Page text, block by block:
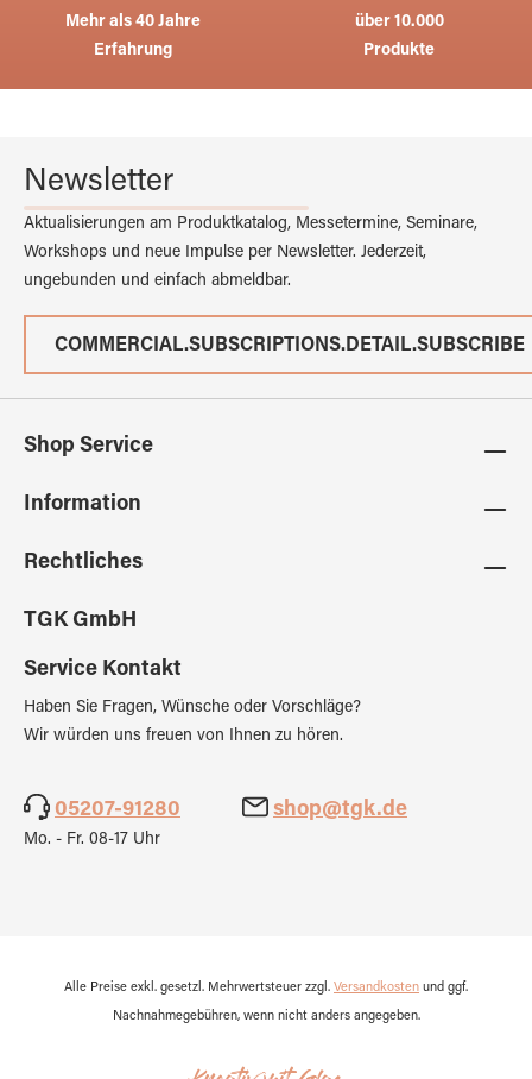
Mehr als 40 Jahre
Erfahrung
über 10.000
Produkte
Newsletter
Aktualisierungen am Produktkatalog, Messetermine, Seminare,
Workshops und neue Impulse per Newsletter. Jederzeit,
ungebunden und einfach abmeldbar.
COMMERCIAL.SUBSCRIPTIONS.DETAIL.SUBSCRIBE
Shop Service
Information
Rechtliches
TGK GmbH
Service Kontakt
Haben Sie Fragen, Wünsche oder Vorschläge?
Wir würden uns freuen von Ihnen zu hören.
05207-91280 shop@tgk.de
Mo. - Fr. 08-17 Uhr
Alle Preise exkl. gesetzl. Mehrwertsteuer zzgl. Versandkosten und ggf.
Nachnahmegebühren, wenn nicht anders angegeben.